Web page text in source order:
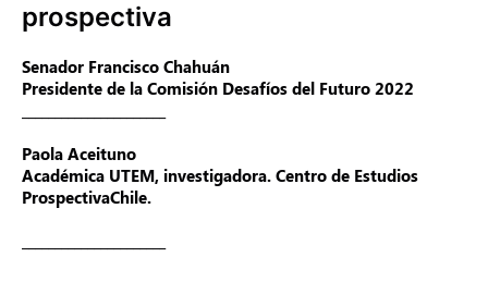
prospectiva
Senador Francisco Chahuán
Presidente de la Comisión Desafíos del Futuro 2022
Paola Aceituno
Académica UTEM, investigadora. Centro de Estudios
ProspectivaChile.